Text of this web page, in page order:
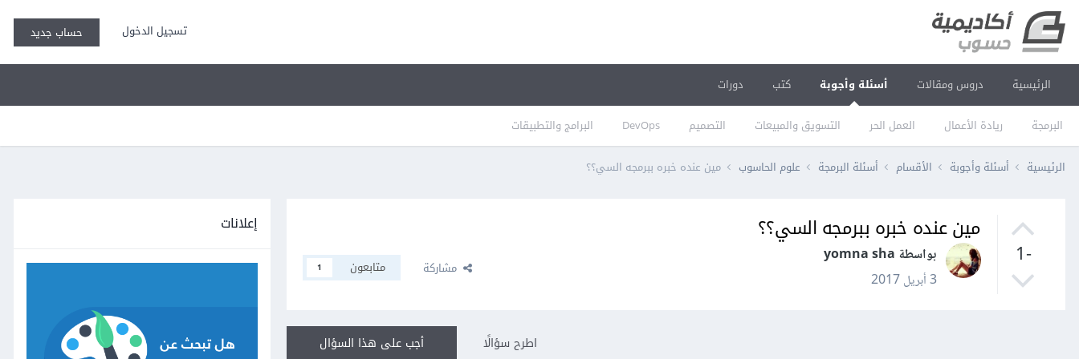
تسجيل الدخول حساب جديد
الرئيسية دروس ومقالات أسئلة وأجوبة
البرمجة ريادة الأعمال العمل الحر التسويق والمبيعات التصميم DevOps البرامج والتطبيقات
كتب دورات
الرئيسية أسئلة وأجوبة الأقسام أسئلة البرمجة علوم الحاسوب مين عنده خبره ببرمجه السي؟؟
-1
مين عنده خبره ببرمجه السي؟؟
بواسطة yomna sha
3 أبريل 2017
مشاركة متابعون 1
أجب على هذا السؤال اطرح سؤالًا
إعلانات